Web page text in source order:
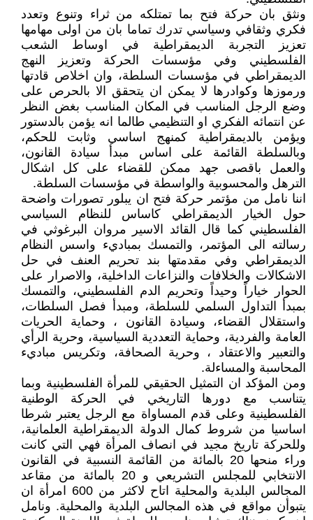
ونثق بان حركة فتح بما تمتلكه من ثراء وتنوع وتعدد
فكري وثقافي وسياسي تدرك تماما بان من اولى مهامها
تعزيز التجربة الديمقراطية في اوساط الشعب
الفلسطيني وفي مؤسسات الحركة وتعزيز النهج
الديمقراطي في مؤسسات السلطة، وان اخلاص قادتها
ورموزها وكوادرها لا يمكن ان يتحقق الا بالحرص على
وضع الرجل المناسب في المكان المناسب بغض النظر
عن انتمائه الفكري او التنظيمي طالما انه يؤمن بالدستور
ويؤمن بالديمقراطية كمنهج اساسي وثابت للحكم،
وبالسلطة القائمة على اساس مبدأ سيادة القانون،
والعمل باقصى جهد ممكن للقضاء على كل اشكال
الترهل والمحسوبية والواسطة في مؤسسات السلطة.
اننا نامل من مؤتمر حركة فتح ان يبلور تصورات واضحة
حول الخيار الديمقراطي كاساس للنظام السياسي
الفلسطيني كما قال القائد الاسير مروان البرغوثي في
رسالته الى المؤتمر، والتمسك بمباديء واسس النظام
الديمقراطي وفي مقدمتها بند تحريم العنف في حل
الاشكالات والخلافات والنزاعات الداخلية، والاصرار على
الحوار خياراً وحيداً وتحريم الدم الفلسطيني، والتمسك
بمبدأ التداول السلمي للسلطة، ومبدأ فصل السلطات،
واستقلال القضاء، وسيادة القانون ، وحماية الحريات
العامة والفردية، وحماية التعددية السياسية، وحرية الرأي
والتعبير والاعتقاد ، وحرية الصحافة، وتكريس مباديء
المحاسبة والمساءلة.
ومن المؤكد ان التمثيل الحقيقي للمرأة الفلسطينية وبما
يتناسب مع دورها التاريخي في الحركة الوطنية
الفلسطينية وعلى قدم المساواة مع الرجل يعتبر شرطا
اساسيا من شروط كمال الدولة الديمقراطية العلمانية،
وللحركة تاريخ مجيد في انصاف المرأة فهي التي كانت
وراء منحها 20 بالمائة من القائمة النسبية في القانون
الانتخابي للمجلس التشريعي و 20 بالمائة من مقاعد
المجالس البلدية والمحلية اتاح لاكثر من 600 امرأة ان
يتبوأن مواقع في هذه المجالس البلدية والمحلية. ونامل